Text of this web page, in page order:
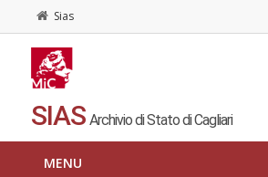
Sias
SIAS Archivio di Stato di Cagliari
MENU